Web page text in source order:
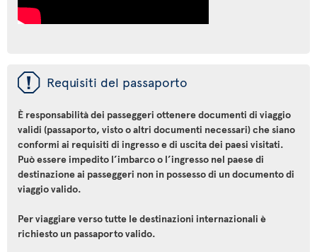
ü Requisiti del passaporto
È responsabilità dei passeggeri ottenere documenti di viaggio
validi (passaporto, visto o altri documenti necessari) che siano
conformi ai requisiti di ingresso e di uscita dei paesi visitati.
Può essere impedito l’imbarco o l’ingresso nel paese di
destinazione ai passeggeri non in possesso di un documento di
viaggio valido.
Per viaggiare verso tutte le destinazioni internazionali è
richiesto un passaporto valido.